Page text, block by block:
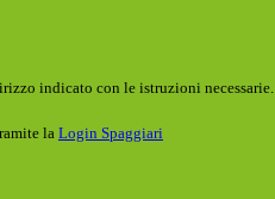
indicato con le istruzioni necessarie.
la Login Spaggiari